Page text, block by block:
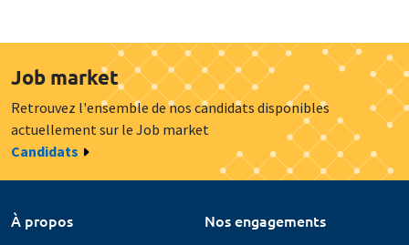
Job market
Retrouvez l'ensemble de nos candidats disponibles
actuellement sur le Job market
Candidats
À propos
Nos engagements